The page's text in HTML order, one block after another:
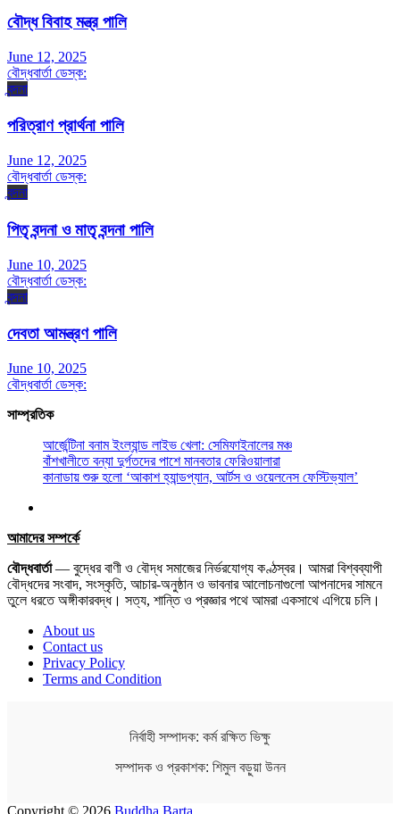
বৌদ্ধ বিবাহ মন্ত্র পালি
June 12, 2025
বৌদ্ধবার্তা ডেস্ক:
বন্দনা
পরিত্রাণ প্রার্থনা পালি
June 12, 2025
বৌদ্ধবার্তা ডেস্ক:
বন্দনা
পিতৃ বন্দনা ও মাতৃ বন্দনা পালি
June 10, 2025
বৌদ্ধবার্তা ডেস্ক:
বন্দনা
দেবতা আমন্ত্রণ পালি
June 10, 2025
বৌদ্ধবার্তা ডেস্ক:
সাম্প্রতিক
আর্জেন্টিনা বনাম ইংল্যান্ড লাইভ খেলা: সেমিফাইনালের মঞ্চ
বাঁশখালীতে বন্যা দুর্গতদের পাশে মানবতার ফেরিওয়ালারা
কানাডায় শুরু হলো ‘আকাশ হ্যান্ডপ্যান, আর্টস ও ওয়েলনেস ফেস্টিভ্যাল’
আমাদের সম্পর্কে
বৌদ্ধবার্তা— বুদ্ধের বাণী ও বৌদ্ধ সমাজের নির্ভরযোগ্য কণ্ঠস্বর। আমরা বিশ্বব্যাপী
বৌদ্ধদের সংবাদ, সংস্কৃতি, আচার-অনুষ্ঠান ও ভাবনার আলোচনাগুলো আপনাদের সামনে
তুলে ধরতে অঙ্গীকারবদ্ধ। সত্য, শান্তি ও প্রজ্ঞার পথে আমরা একসাথে এগিয়ে চলি।
About us
Contact us
Privacy Policy
Terms and Condition
নির্বাহী সম্পাদক: কর্ম রক্ষিত ভিক্ষু
সম্পাদক ও প্রকাশক: শিমুল বড়ুয়া উনন
Copyright © 2026 Buddha Barta